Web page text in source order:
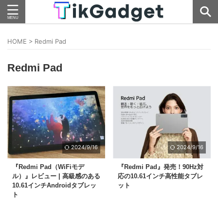
HOME > Redmi Pad
Redmi Pad
2024/9/16
『Redmi Pad（WiFiモデ
ル）』レビュー | 高級感のある
10.61インチAndroidタブレッ
ト
2024/9/16
『Redmi Pad』発売！90Hz対
応の10.61インチ高性能タブレ
ット